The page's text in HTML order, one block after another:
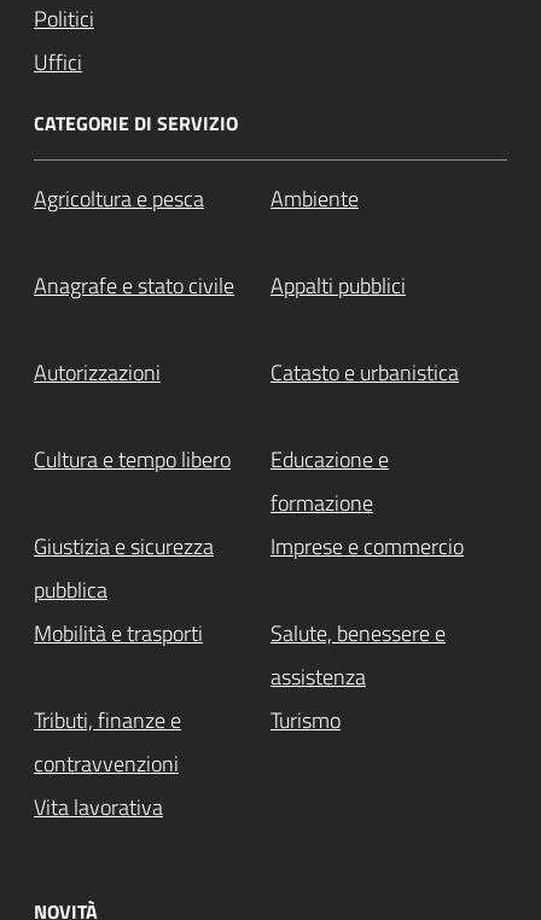
Politici
Uffici
CATEGORIE DI SERVIZIO
Agricoltura e pesca Ambiente
Anagrafe e stato civile Appalti pubblici
Autorizzazioni Catasto e urbanistica
Cultura e tempo libero
Educazione e
formazione
Giustizia e sicurezza
pubblica
Imprese e commercio
Mobilità e trasporti
Salute, benessere e
assistenza
Tributi, finanze e
contravvenzioni
Turismo
Vita lavorativa
NOVITÀ